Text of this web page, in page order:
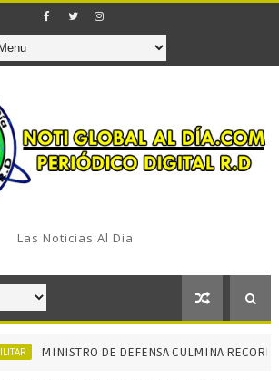
Las Noticias Al Dia
MINISTRO DE DEFENSA CULMINA RECORRIDOS